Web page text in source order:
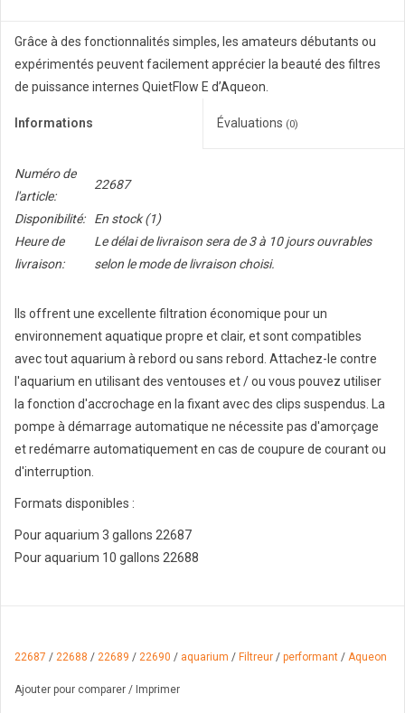
Grâce à des fonctionnalités simples, les amateurs débutants ou
expérimentés peuvent facilement apprécier la beauté des filtres
de puissance internes QuietFlow E d’Aqueon.
Informations Évaluations (0)
Numéro de
l'article:
22687
Disponibilité: En stock(1)
Heure de
livraison:
Le délai de livraison sera de 3 à 10 jours ouvrables
selon le mode de livraison choisi.
Ils offrent une excellente filtration économique pour un
environnement aquatique propre et clair, et sont compatibles
avec tout aquarium à rebord ou sans rebord. Attachez-le contre
l'aquarium en utilisant des ventouses et / ou vous pouvez utiliser
la fonction d'accrochage en la fixant avec des clips suspendus. La
pompe à démarrage automatique ne nécessite pas d'amorçage
et redémarre automatiquement en cas de coupure de courant ou
d'interruption.
Formats disponibles :
Pour aquarium 3 gallons 22687
Pour aquarium 10 gallons 22688
22687 / 22688 / 22689 / 22690 / aquarium / Filtreur / performant / Aqueon
Ajouter pour comparer / Imprimer